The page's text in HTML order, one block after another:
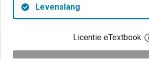
Levenslang
Licentie eTextbook